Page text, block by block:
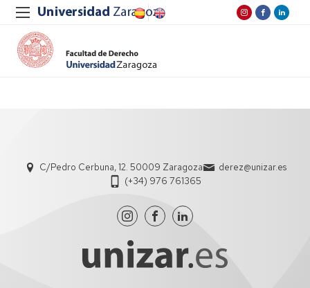
C/Pedro Cerbuna, 12. 50009 Zaragoza
derez@unizar.es
(+34) 976 761365